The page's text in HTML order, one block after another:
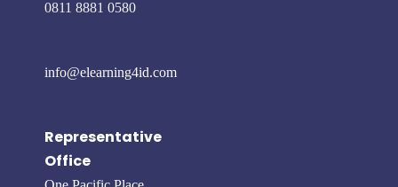
0811 8881 0580
info@elearning4id.com
Representative
Office